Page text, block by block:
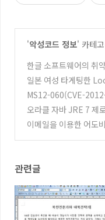
'악성코드 정보' 카테
한글 소프트웨어의 취
(0)
일본 여성 타게팅한
(0)
MS12-060(CVE-
타겟 공격 (0)
오라클 자바 JRE 7 제
코드 유포
(0)
이메일을 이용한 어도
관련글